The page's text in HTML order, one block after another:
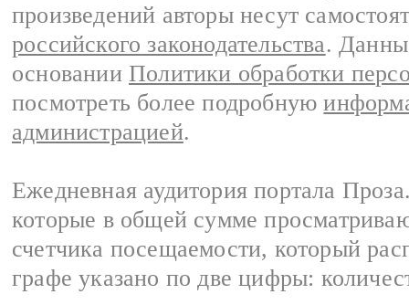
произведений авторы несут
российского законодательства.
основании Политики обработки
посмотреть более подробную
администрацией.
Ежедневная аудитория портала
которые в общей сумме
счетчика посещаемости, который
графе указано по две цифры: